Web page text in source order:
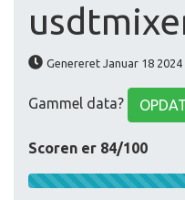
Genereret Januar 18 2024
Gammel data?
Scoren er 84/100